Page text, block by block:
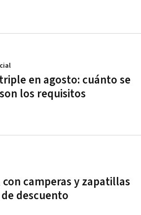
en agosto: cuánto se
los requisitos
camperas y zapatillas
descuento